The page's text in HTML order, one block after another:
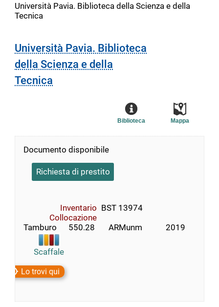
Università Pavia. Biblioteca della Scienza e della
Tecnica
Università Pavia. Biblioteca
della Scienza e della
Tecnica
Mappa
Biblioteca
Documento disponibile
Richiesta di prestito
Inventario BST 13974
Collocazione
Tamburo      550.28       ARMunm            2019
Scaffale
Lo trovi qui